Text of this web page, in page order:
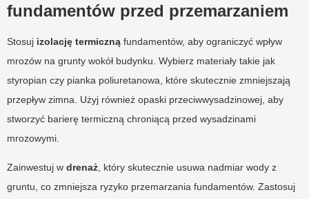
fundamentów przed przemarzaniem
Stosuj izolację termiczną fundamentów, aby ograniczyć wpływ
mrozów na grunty wokół budynku. Wybierz materiały takie jak
styropian czy pianka poliuretanowa, które skutecznie zmniejszają
przepływ zimna. Użyj również opaski przeciwwysadzinowej, aby
stworzyć barierę termiczną chroniącą przed wysadzinami
mrozowymi.
Zainwestuj w drenaż , który skutecznie usuwa nadmiar wody z
gruntu, co zmniejsza ryzyko przemarzania fundamentów. Zastosuj